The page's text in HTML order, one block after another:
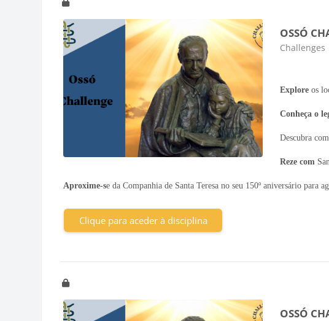
OSSÓ
Categoria
Challenges
Explore os
Conheça o
Descubra
Reze com
Aproxime-se da Companhia de Santa Teresa no seu 150º aniversário para
Clique para aceder à disciplina
OSSÓ